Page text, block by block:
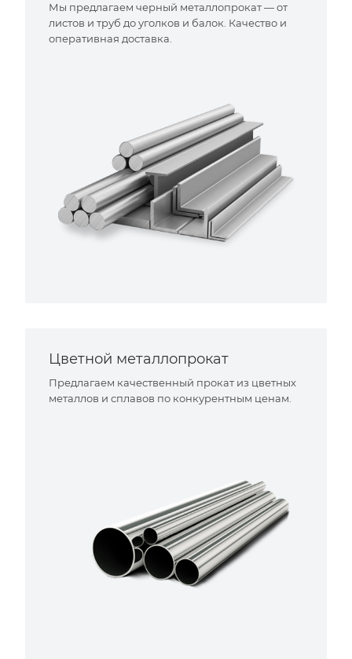
Мы предлагаем черный металлопрокат — от
листов и труб до уголков и балок. Качество и
оперативная доставка.
Цветной металлопрокат
Предлагаем качественный прокат из цветных
металлов и сплавов по конкурентным ценам.